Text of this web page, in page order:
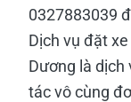
0327883039
Dịch vụ đặt
Dương là dịch
tác vô cùng